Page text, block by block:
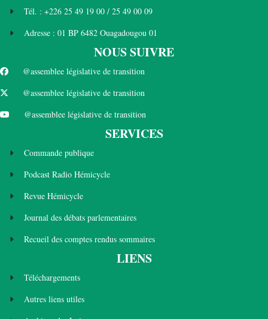
Tél. : +226 25 49 19 00 / 25 49 00 09
Adresse : 01 BP 6482 Ouagadougou 01
NOUS SUIVRE
@assemblee législative de transition
@assemblee législative de transition
@assemblee législative de transition
SERVICES
Commande publique
Podcast Radio Hémicycle
Revue Hémicycle
Journal des débats parlementaires
Recueil des comptes rendus sommaires
LIENS
Téléchargements
Autres liens utiles